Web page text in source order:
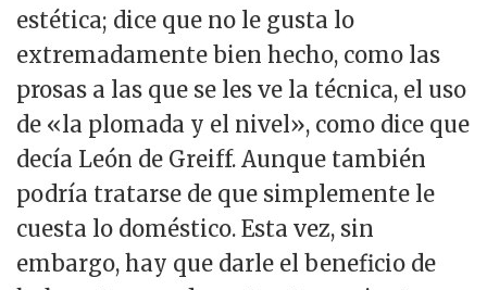
estética; dice que no le gusta lo
extremadamente bien hecho, como las
prosas a las que se les ve la técnica, el uso
de «la plomada y el nivel», como dice que
decía León de Greiff. Aunque también
podría tratarse de que simplemente le
cuesta lo doméstico. Esta vez, sin
embargo, hay que darle el beneficio de